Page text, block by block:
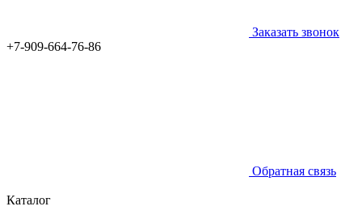
Заказать звонок
+7-909-664-76-86
Обратная связь
Каталог